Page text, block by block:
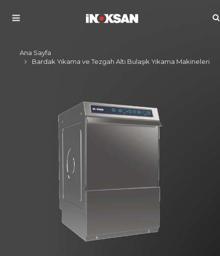
Ana Sayfa
Bardak Yıkama ve Tezgah Altı Bulaşık Yıkama Makineleri